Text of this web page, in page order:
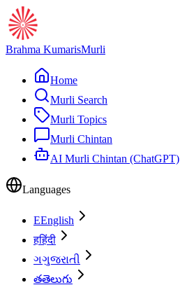
Brahma KumarisMurli
Home
Murli Search
Murli Topics
Murli Chintan
AI Murli Chintan (ChatGPT)
Languages
EEnglish
हहिंदी
ગગુજરાતી
తతెలుగు